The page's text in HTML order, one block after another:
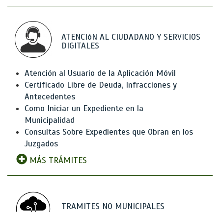
ATENCIóN AL CIUDADANO Y SERVICIOS
DIGITALES
Atención al Usuario de la Aplicación Móvil
Certificado Libre de Deuda, Infracciones y
Antecedentes
Como Iniciar un Expediente en la
Municipalidad
Consultas Sobre Expedientes que Obran en los
Juzgados
MÁS TRÁMITES
TRAMITES NO MUNICIPALES